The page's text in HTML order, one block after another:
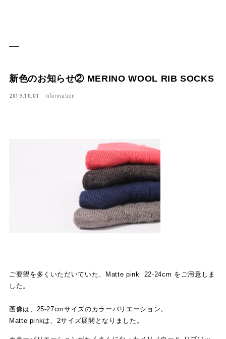
新色のお知らせ② MERINO WOOL RIB SOCKS
2019.10.01 Information
ご要望を多くいただいていた、Matte pink 22-24cm をご用意しま
した。
画像は、25-27cmサイズのカラーバリエーション。
Matte pinkは、2サイズ展開となりました。